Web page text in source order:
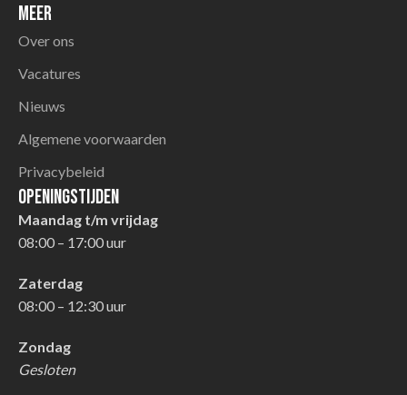
Meer
Over ons
Vacatures
Nieuws
Algemene voorwaarden
Privacybeleid
Openingstijden
Maandag t/m vrijdag
08:00 – 17:00 uur
Zaterdag
08:00 – 12:30 uur
Zondag
Gesloten